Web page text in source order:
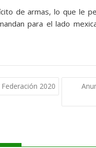
de armas, lo que le
para el lado
2020